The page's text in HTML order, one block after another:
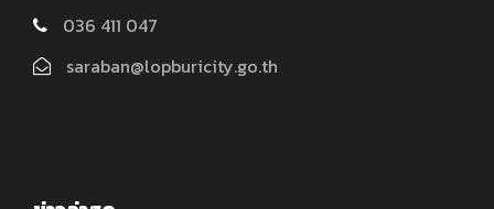
036 411 047
saraban@lopburicity.go.th